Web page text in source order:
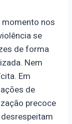
momento nos
se
de forma
Nem
Em
de
precoce